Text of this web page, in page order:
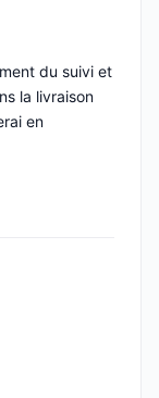
du suivi et
la livraison
en